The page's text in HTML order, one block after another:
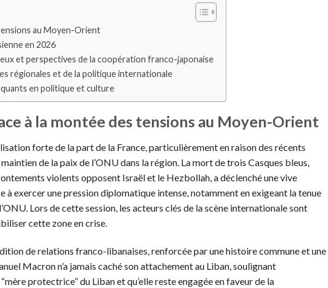
au Moyen-Orient
en 2026
et perspectives de la coopération franco-japonaise
régionales et de la politique internationale
en politique et culture
à la montée des tensions au Moyen-Orient
forte de la part de la France, particulièrement en raison des récents
de la paix de l’ONU dans la région. La mort de trois Casques bleus,
violents opposent Israël et le Hezbollah, a déclenché une vive
à exercer une pression diplomatique intense, notamment en exigeant la tenue
Lors de cette session, les acteurs clés de la scène internationale sont
cette zone en crise.
de relations franco-libanaises, renforcée par une histoire commune et une
Macron n’a jamais caché son attachement au Liban, soulignant
protectrice” du Liban et qu’elle reste engagée en faveur de la